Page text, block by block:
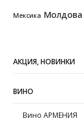
Мексика Молдова
АКЦИЯ, НОВИНКИ
ВИНО
Вино АРМЕНИЯ